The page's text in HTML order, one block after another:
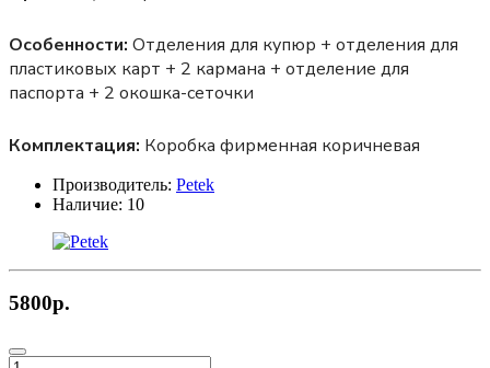
Особенности: Отделения для купюр + отделения для
пластиковых карт + 2 кармана + отделение для
паспорта + 2 окошка-сеточки
Комплектация: Коробка фирменная коричневая
Производитель: Petek
Наличие: 10
5800р.